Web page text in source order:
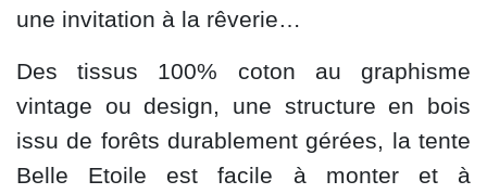
une invitation à la rêverie…
Des tissus 100% coton au graphisme
vintage ou design, une structure en bois
issu de forêts durablement gérées, la tente
Belle Etoile est facile à monter et à